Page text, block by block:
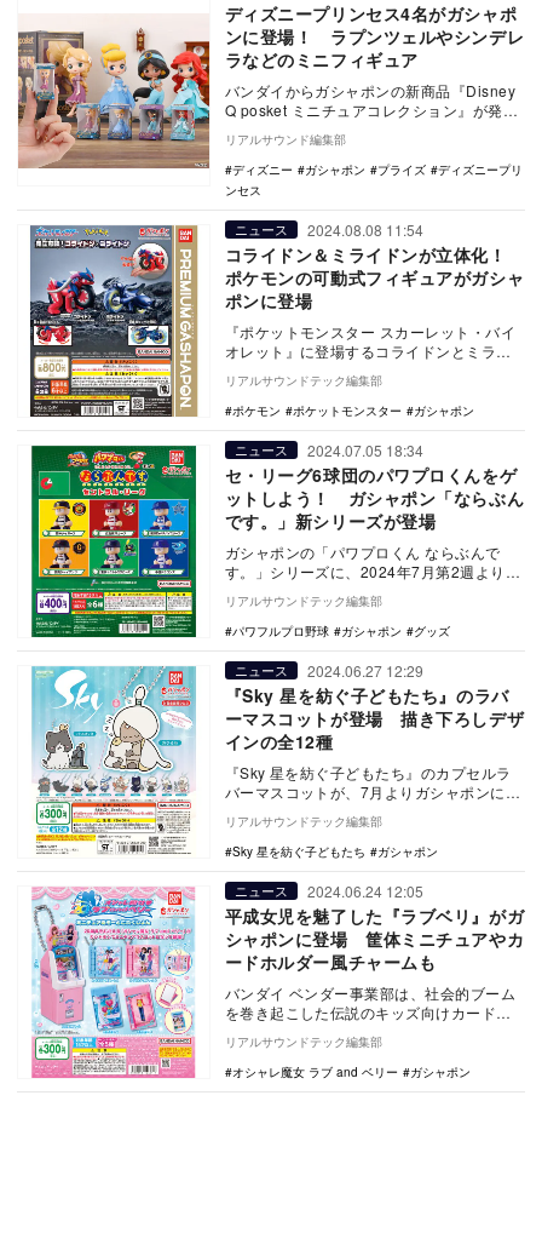
ディズニープリンセス4名がガシャポ
ンに登場！ ラプンツェルやシンデレ
ラなどのミニフィギュア
バンダイからガシャポンの新商品『Disney
Q posket ミニチュアコレクション』が発売
される。本商品はクレーンゲームのプ…
リアルサウンド編集部
ディズニー
ガシャポン プライズ
ディズニープリ
ンセス
ニュース 2024.08.08 11:54
コライドン＆ミライドンが立体化！
ポケモンの可動式フィギュアがガシャ
ポンに登場
『ポケットモンスター スカーレット・バイ
オレット』に登場するコライドンとミライ
ドンのフィギュアが、ガシャポンに登場す
る。
リアルサウンドテック編集部
ポケモン
ポケットモンスター ガシャポン
ニュース 2024.07.05 18:34
セ・リーグ6球団のパワプロくんをゲ
ットしよう！ ガシャポン「ならぶん
です。」新シリーズが登場
ガシャポンの「パワプロくん ならぶんで
す。」シリーズに、2024年7月第2週よりセ
ントラル・リーグの6球団が登場する。
リアルサウンドテック編集部
パワフルプロ野球
ガシャポン グッズ
ニュース 2024.06.27 12:29
『Sky 星を紡ぐ子どもたち』のラバ
ーマスコットが登場 描き下ろしデザ
インの全12種
『Sky 星を紡ぐ子どもたち』のカプセルラ
バーマスコットが、7月よりガシャポンに登
リアルサウンドテック編集部
Sky 星を紡ぐ子どもたち
ガシャポン
ニュース 2024.06.24 12:05
平成女児を魅了した『ラブベリ』がガ
シャポンに登場 筐体ミニチュアやカ
ードホルダー風チャームも
バンダイ ベンダー事業部は、社会的ブーム
を巻き起こした伝説のキッズ向けカードゲ
ーム『オシャレ魔女 ラブ and ベリー』のガ
シャ…
リアルサウンドテック編集部
オシャレ魔女 ラブ and ベリー
ガシャポン